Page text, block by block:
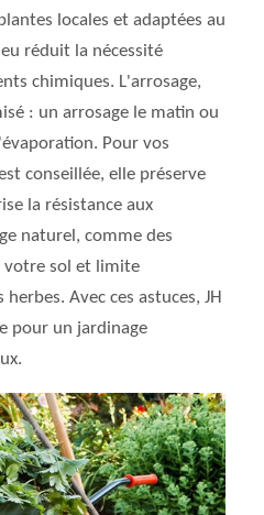
locales et adaptées au
réduit la nécessité
chimiques. L'arrosage,
: un arrosage le matin ou
Pour vos
conseillée, elle préserve
la résistance aux
naturel, comme des
votre sol et limite
Avec ces astuces, JH
pour un jardinage